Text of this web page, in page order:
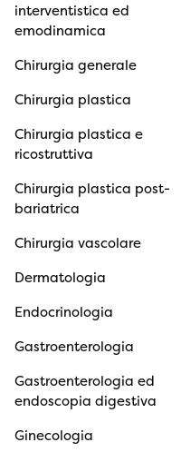
interventistica ed
emodinamica
Chirurgia generale
Chirurgia plastica
Chirurgia plastica e
ricostruttiva
Chirurgia plastica post-
bariatrica
Chirurgia vascolare
Dermatologia
Endocrinologia
Gastroenterologia
Gastroenterologia ed
endoscopia digestiva
Ginecologia